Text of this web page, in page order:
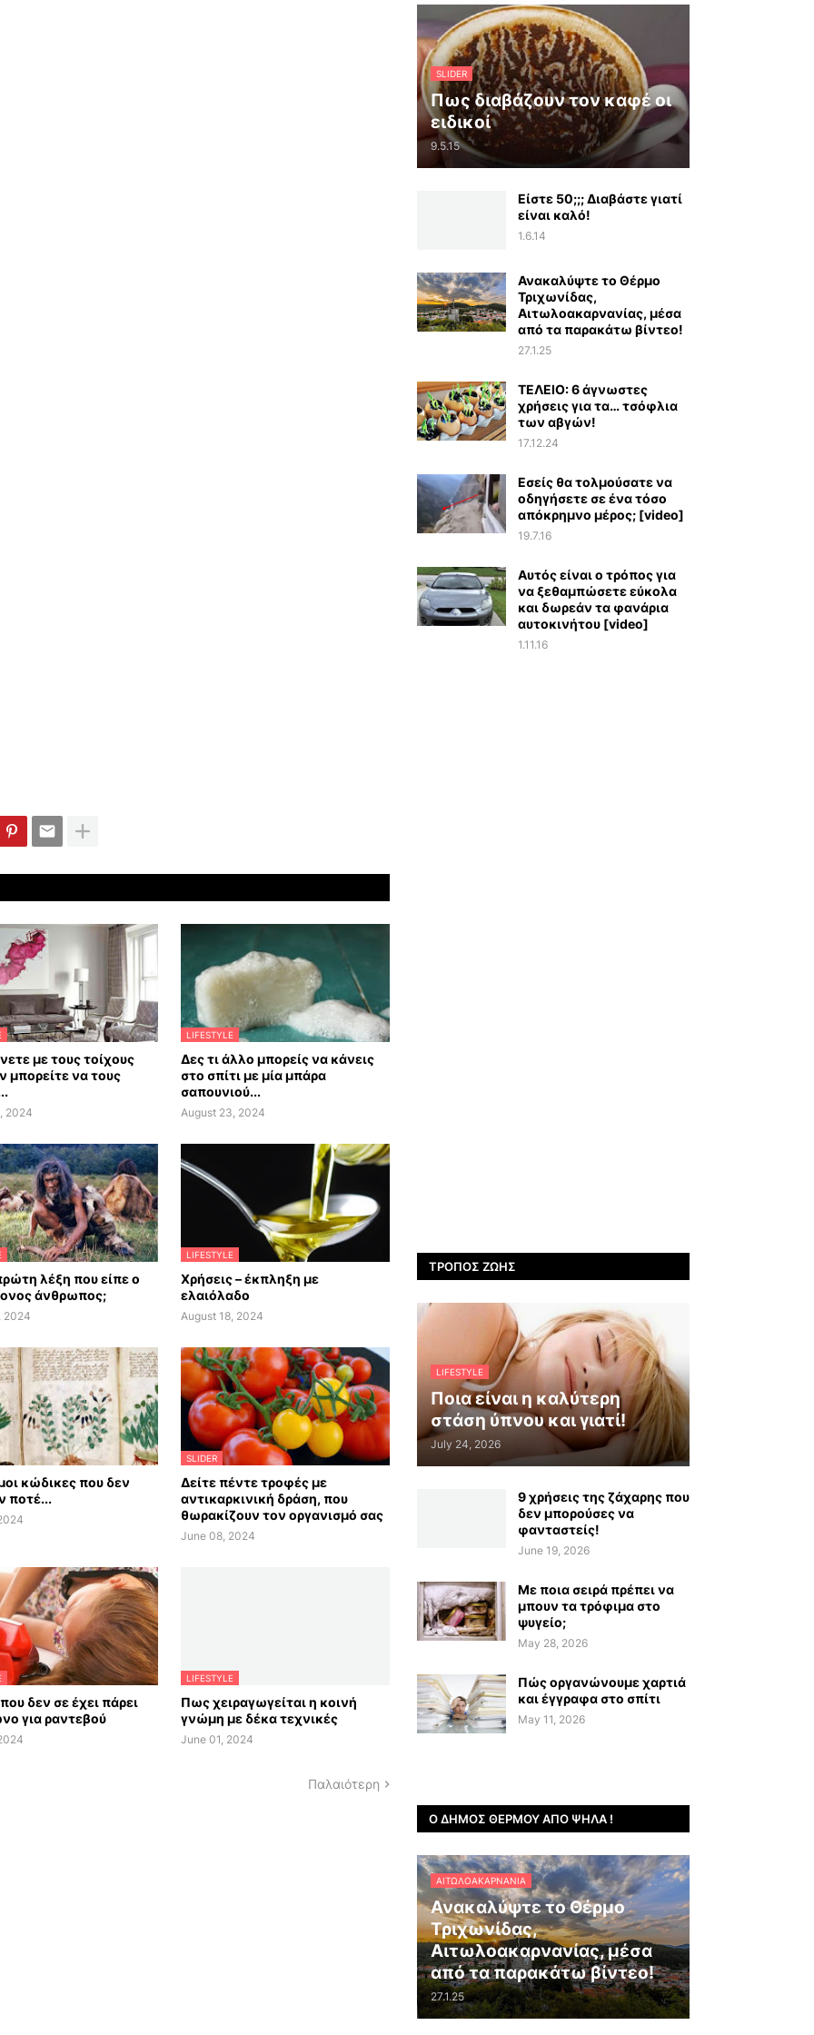
με τους τοίχους
μπορείτε να τους
2024
LIFESTYLE
Δες τι άλλο μπορείς να κάνεις
στο σπίτι με μία μπάρα
σαπουνιού...
August 23, 2024
λέξη που είπε ο
άνθρωπος;
2024
LIFESTYLE
Χρήσεις – έκπληξη με
ελαιόλαδο
August 18, 2024
κώδικες που δεν
ποτέ...
SLIDER
Δείτε πέντε τροφές με
αντικαρκινική δράση, που
θωρακίζουν τον οργανισμό σας
June 08, 2024
δεν σε έχει πάρει
για ραντεβού
LIFESTYLE
Πως χειραγωγείται η κοινή
γνώμη με δέκα τεχνικές
June 01, 2024
Παλαιότερη
SLIDER
Πως διαβάζουν τον καφέ οι
ειδικοί
9.5.15
Είστε 50;;; Διαβάστε γιατί
είναι καλό!
1.6.14
Ανακαλύψτε το Θέρμο
Τριχωνίδας,
Αιτωλοακαρνανίας, μέσα
από τα παρακάτω βίντεο!
27.1.25
ΤΕΛΕΙΟ: 6 άγνωστες
χρήσεις για τα… τσόφλια
των αβγών!
17.12.24
Εσείς θα τολμούσατε να
οδηγήσετε σε ένα τόσο
απόκρημνο μέρος; [video]
19.7.16
Αυτός είναι ο τρόπος για
να ξεθαμπώσετε εύκολα
και δωρεάν τα φανάρια
αυτοκινήτου [video]
1.11.16
ΤΡΌΠΟΣ ΖΩΉΣ
LIFESTYLE
Ποια είναι η καλύτερη
στάση ύπνου και γιατί!
July 24, 2026
9 χρήσεις της ζάχαρης που
δεν μπορούσες να
φανταστείς!
June 19, 2026
Με ποια σειρά πρέπει να
μπουν τα τρόφιμα στο
ψυγείο;
May 28, 2026
Πώς οργανώνουμε χαρτιά
και έγγραφα στο σπίτι
May 11, 2026
Ο ΔΉΜΟΣ ΘΈΡΜΟΥ ΑΠΌ ΨΗΛΆ !
ΑΙΤΩΛΟΑΚΑΡΝΑΝΊΑ
Ανακαλύψτε το Θέρμο
Τριχωνίδας,
Αιτωλοακαρνανίας, μέσα
από τα παρακάτω βίντεο!
27.1.25